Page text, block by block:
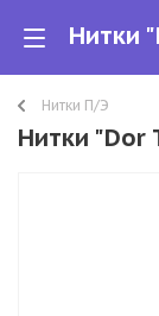
Нитки П/Э
Нитки "Dor